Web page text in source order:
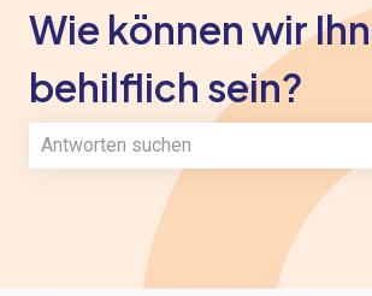
Wie können wir
behilflich sein?
Es gibt keine Vorschläge, da das